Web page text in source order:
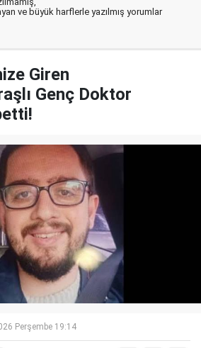
ve büyük harflerle yazılmış yorumlar
Giren
Genç Doktor
Perşembe 19:14